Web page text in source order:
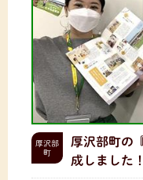
厚沢部
町
厚沢部町の
成しました！